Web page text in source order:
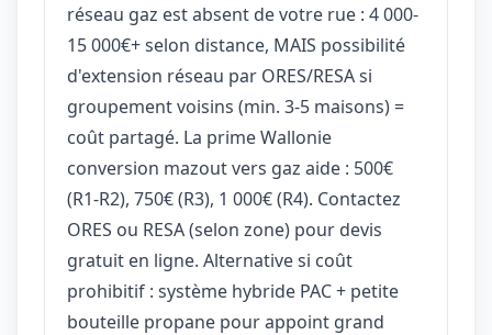
réseau gaz est absent de votre rue : 4 000-
15 000€+ selon distance, MAIS possibilité
d'extension réseau par ORES/RESA si
groupement voisins (min. 3-5 maisons) =
coût partagé. La prime Wallonie
conversion mazout vers gaz aide : 500€
(R1-R2), 750€ (R3), 1 000€ (R4). Contactez
ORES ou RESA (selon zone) pour devis
gratuit en ligne. Alternative si coût
prohibitif : système hybride PAC + petite
bouteille propane pour appoint grand